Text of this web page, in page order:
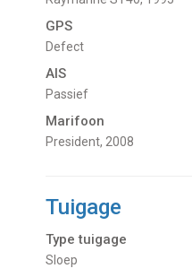
GPS
Defect
AIS
Passief
Marifoon
President, 2008
Tuigage
Type tuigage
Sloep